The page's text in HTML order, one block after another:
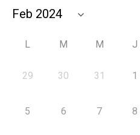
L M M J
29 30 31 1
5 6 7 8